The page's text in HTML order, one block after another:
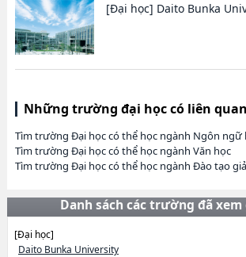
[Đại học] Daito Bunka
Những trường đại học có liên quan
Tìm trường Đại học có thể học ngành Ngôn ngữ
Tìm trường Đại học có thể học ngành Văn học
Tìm trường Đại học có thể học ngành Đào tạo
Danh sách các trường đã xem
[Đại học]
Daito Bunka University